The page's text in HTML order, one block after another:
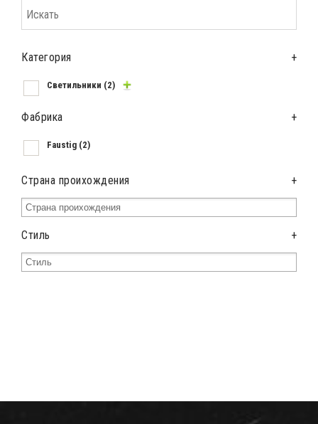
Категория +
Светильники (2)
Фабрика +
Faustig (2)
Страна проихождения +
Стиль +